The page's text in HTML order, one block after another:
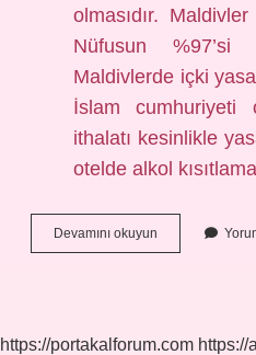
olmasıdır.
Nüfusun %97’si
Maldivlerde içki
İslam cumhuriyeti
ithalatı kesinlikle
otelde alkol
Devamını okuyun Maldivler
Neden
https://portakalforum.com https://